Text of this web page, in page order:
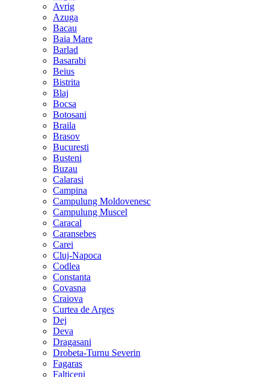
Avrig
Azuga
Bacau
Baia Mare
Barlad
Basarabi
Beius
Bistrita
Blaj
Bocsa
Botosani
Braila
Brasov
Bucuresti
Busteni
Buzau
Calarasi
Campina
Campulung Moldovenesc
Campulung Muscel
Caracal
Caransebes
Carei
Cluj-Napoca
Codlea
Constanta
Covasna
Craiova
Curtea de Arges
Dej
Deva
Dragasani
Drobeta-Turnu Severin
Fagaras
Falticeni